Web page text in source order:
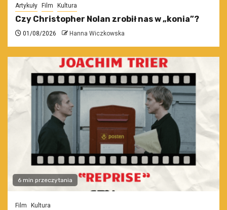
Artykuły Film Kultura
Czy Christopher Nolan zrobił nas w „konia”?
01/08/2026 Hanna Wiczkowska
6 min przeczytania
Film Kultura